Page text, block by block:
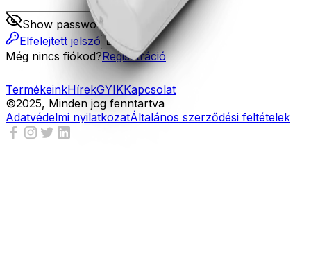
Show password
Elfelejtett jelszó Belépés
Még nincs fiókod?Regisztráció
TermékeinkHírekGYIKKapcsolat
©2025, Minden jog fenntartva
Adatvédelmi nyilatkozatÁltalános szerződési feltételek